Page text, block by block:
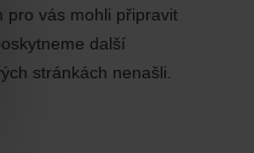
pro vás mohli připravit
další
stránkách nenašli.